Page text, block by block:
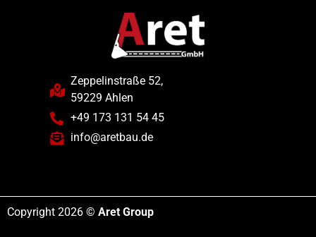
Zeppelinstraße 52,
59229 Ahlen
+49 173 131 54 45
info@aretbau.de
Copyright 2026 © Aret Group